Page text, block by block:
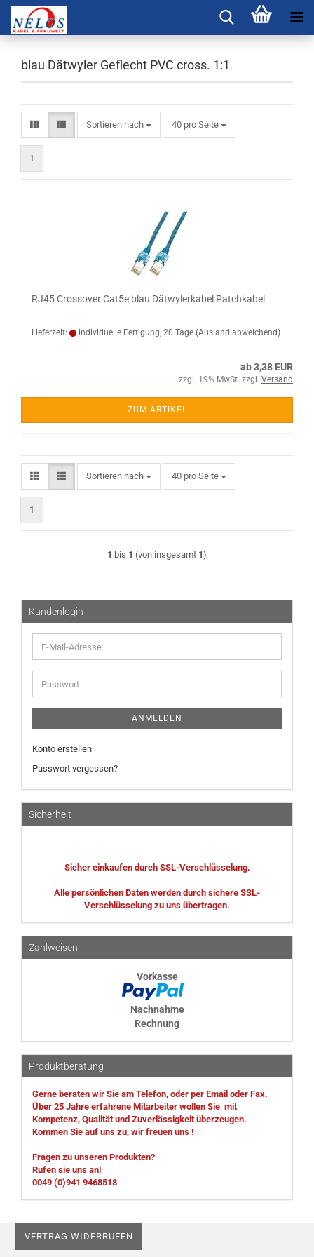
blau Dätwyler Geflecht PVC cross. 1:1
Sortieren nach
Sortieren nach 40 pro Seite
pro Seite
1
RJ45 Crossover Cat5e blau Dätwylerkabel Patchkabel
Lieferzeit: individuelle Fertigung, 20 Tage (Ausland abweichend)
ab 3,38 EUR
zzgl. 19% MwSt. zzgl. Versand
ZUM ARTIKEL
Sortieren nach
Sortieren nach 40 pro Seite
pro Seite
1
1 bis 1 (von insgesamt 1)
Kundenlogin
E-
Mail-
Adresse
Passwort
ANMELDEN
Konto erstellen
Passwort vergessen?
Sicherheit
Sicher einkaufen durch SSL-Verschlüsselung.
Alle persönlichen Daten werden durch sichere SSL-
Verschlüsselung zu uns übertragen.
Zahlweisen
Vorkasse
Nachnahme
Rechnung
Produktberatung
Gerne beraten wir Sie am Telefon, oder per Email oder Fax.
Über 25 Jahre erfahrene Mitarbeiter wollen Sie mit
Kompetenz, Qualität und Zuverlässigkeit überzeugen.
Kommen Sie auf uns zu, wir freuen uns !
Fragen zu unseren Produkten?
Rufen sie uns an!
0049 (0)941 9468518
VERTRAG WIDERRUFEN